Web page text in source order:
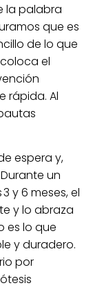
la palabra
que es
de lo que
el
rápida. Al
espera y,
un
y 6 meses, el
y lo abraza
es lo que
y duradero.
por